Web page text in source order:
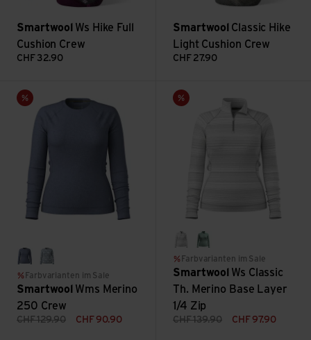
Smartwool Ws Hike Full
Cushion Crew
CHF 32.90
Smartwool Classic Hike
Light Cushion Crew
CHF 27.90
Sale
nightfall blue heather
nightfall deco floral
Farbvarianten im Sale
Smartwool Wms Merino
250 Crew
CHF129.90 CHF 90.90
Wms Merino 250 Crew ansehen
Sale
light gray color shift
arctic green heather
Farbvarianten im Sale
Smartwool Ws Classic
Th. Merino Base Layer
1/4 Zip
CHF139.90 CHF 97.90
Ws Classic Th. Merino Base